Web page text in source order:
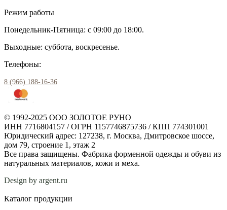
Режим работы
Понедельник-Пятница: с 09:00 до 18:00.
Выходные: суббота, воскресенье.
Телефоны:
8 (966) 188-16-36
© 1992-2025 ООО ЗОЛОТОЕ РУНО
ИНН 7716804157 / ОГРН 1157746875736 / КПП 774301001
Юридический адрес: 127238, г. Москва, Дмитровское шоссе,
дом 79, строение 1, этаж 2
Все права защищены. Фабрика форменной одежды и обуви из
натуральных материалов, кожи и меха.
Design by argent.ru
Каталог продукции